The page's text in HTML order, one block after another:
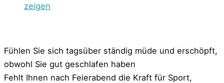
zeigen
Fühlen Sie sich tagsüber ständig müde und erschöpft,
obwohl Sie gut geschlafen haben
Fehlt Ihnen nach Feierabend die Kraft für Sport,